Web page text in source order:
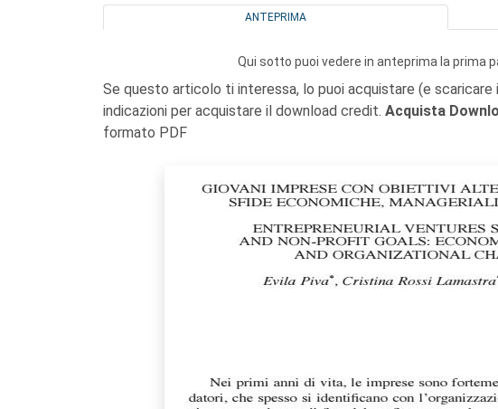
ANTEPRIMA
Qui sotto puoi vedere in anteprima la prima
Se questo articolo ti interessa, lo puoi acquistare (e
indicazioni per acquistare il download credit. Acquista
formato PDF